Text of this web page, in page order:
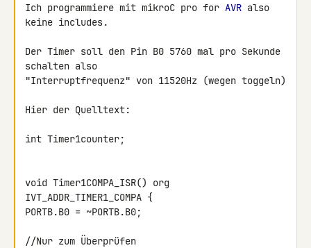
Ich programmiere mit mikroC pro for AVR also
keine includes.
Der Timer soll den Pin B0 5760 mal pro Sekunde
schalten also
"Interruptfrequenz" von 11520Hz (wegen toggeln)
Hier der Quelltext:
int Timer1counter;
void Timer1COMPA_ISR() org
IVT_ADDR_TIMER1_COMPA {
PORTB.B0 = ~PORTB.B0;
//Nur zum Überprüfen